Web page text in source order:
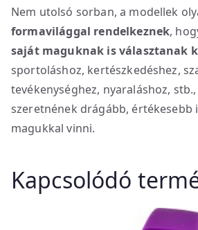
Nem utolsó sorban, a modellek
formavilággal rendelkeznek,
saját maguknak is választanak
sportoláshoz, kertészkedéshez,
tevékenységhez, nyaraláshoz,
szeretnének drágább, értékesebb
magukkal vinni.
Kapcsolódó